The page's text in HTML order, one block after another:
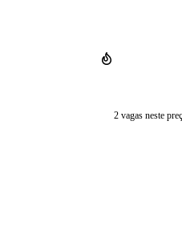
2 vagas neste